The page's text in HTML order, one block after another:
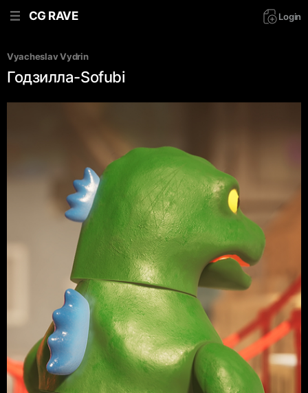
CG RAVE Login
Vyacheslav Vydrin
Годзилла-Sofubi